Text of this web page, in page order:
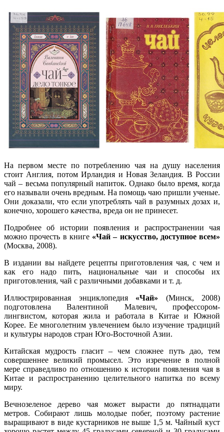
На первом месте по потреблению чая на душу населения
стоит Англия, потом Ирландия и Новая Зеландия. В России
чай – весьма популярный напиток. Однако было время, когда
его называли очень вредным. На помощь чаю пришли ученые.
Они доказали, что если употреблять чай в разумных дозах и,
конечно, хорошего качества, вреда он не принесет.
Подробнее об истории появления и распространении чая
можно прочесть в книге «Чай – искусство, доступное всем»
(Москва, 2008).
В издании вы найдете рецепты приготовления чая, с чем и
как его надо пить, национальные чаи и способы их
приготовления, чай с различными добавками и т. д.
Иллюстрированная энциклопедия «Чай» (Минск, 2008)
подготовлена Валентиной Малевич, профессором-
лингвистом, которая жила и работала в Китае и Южной
Корее. Ее многолетним увлечением было изучение традиций
и культуры народов стран Юго-Восточной Азии.
Китайская мудрость гласит – чем сложнее путь дао, тем
совершеннее великий промысел. Это изречение в полной
мере справедливо по отношению к истории появления чая в
Китае и распространению целительного напитка по всему
миру.
Вечнозеленое дерево чая может вырасти до пятнадцати
метров. Собирают лишь молодые побег, поэтому растение
выращивают в виде кустарников не выше 1,5 м. Чайный куст